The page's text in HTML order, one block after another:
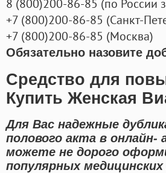
8 (800)200-86-85 (по России
+7 (800)200-86-85 (Санкт-
+7 (800)200-86-85 (Москва)
Обязательно назовите
Средство для
Купить Женская
Для Вас надежные
полового акта в
можете не дорого
популярных